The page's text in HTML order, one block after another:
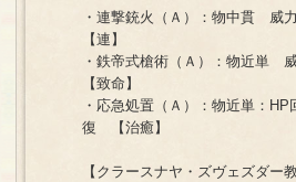
・連撃銃火（Ａ）：物中貫 威
【連】
・鉄帝式槍術（Ａ）：物近単
【致命】
・応急処置（Ａ）：物近単：HP
復 【治癒】
【クラースナヤ・ズヴェズダー